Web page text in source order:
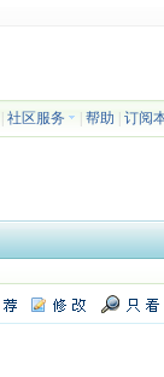
社区服务 帮助 订阅